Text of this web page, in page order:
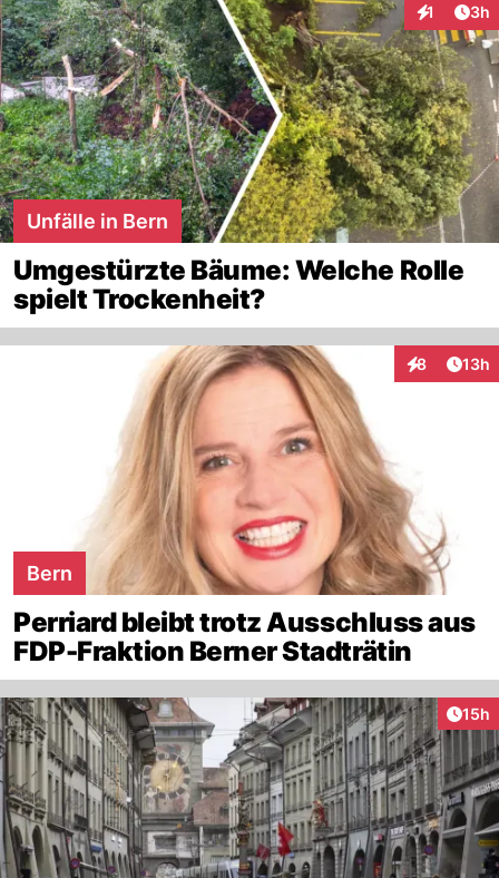
1 3h
Unfälle in Bern
Umgestürzte Bäume: Welche Rolle
spielt Trockenheit?
8
Interaktionen
13h
Bern
Perriard bleibt trotz Ausschluss aus
FDP-Fraktion Berner Stadträtin
15h